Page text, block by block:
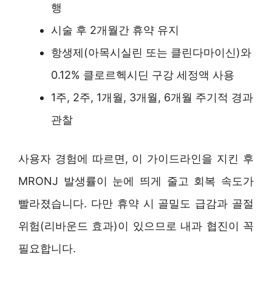
행
시술 후 2개월간 휴약 유지
항생제(아목시실린 또는 클린다마이신)와
0.12% 클로르헥시딘 구강 세정액 사용
1주, 2주, 1개월, 3개월, 6개월 주기적 경과
관찰
사용자 경험에 따르면, 이 가이드라인을 지킨 후
MRONJ 발생률이 눈에 띄게 줄고 회복 속도가
빨라졌습니다. 다만 휴약 시 골밀도 급감과 골절
위험(리바운드 효과)이 있으므로 내과 협진이 꼭
필요합니다.